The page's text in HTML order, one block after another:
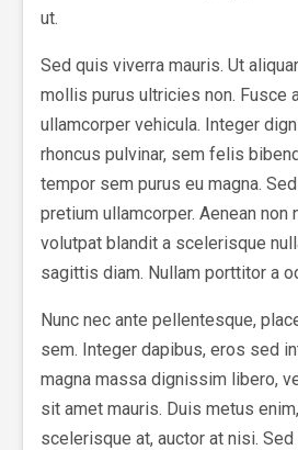
ut.
Sed quis viverra mauris. Ut
mollis purus ultricies non. Fusce
ullamcorper vehicula. Integer
rhoncus pulvinar, sem felis
tempor sem purus eu magna.
pretium ullamcorper. Aenean non
volutpat blandit a scelerisque
sagittis diam. Nullam porttitor a
Nunc nec ante pellentesque,
sem. Integer dapibus, eros sed
magna massa dignissim libero,
sit amet mauris. Duis metus
scelerisque at, auctor at nisi.